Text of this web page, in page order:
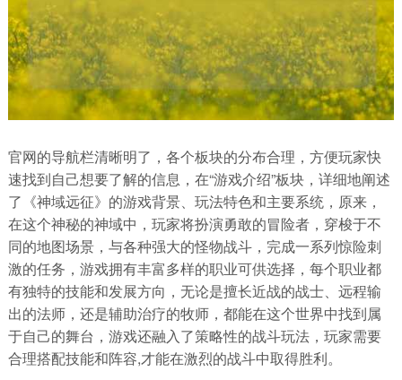
官网的导航栏清晰明了，各个板块的分布合理，方便玩家快
速找到自己想要了解的信息，在“游戏介绍”板块，详细地阐述
了《神域远征》的游戏背景、玩法特色和主要系统，原来，
在这个神秘的神域中，玩家将扮演勇敢的冒险者，穿梭于不
同的地图场景，与各种强大的怪物战斗，完成一系列惊险刺
激的任务，游戏拥有丰富多样的职业可供选择，每个职业都
有独特的技能和发展方向，无论是擅长近战的战士、远程输
出的法师，还是辅助治疗的牧师，都能在这个世界中找到属
于自己的舞台，游戏还融入了策略性的战斗玩法，玩家需要
合理搭配技能和阵容,才能在激烈的战斗中取得胜利。